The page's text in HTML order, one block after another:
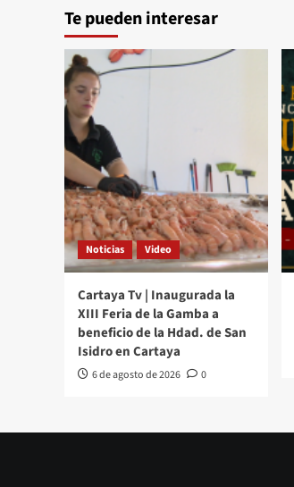
Te pueden interesar
Noticias Video
Cartaya Tv | Inaugurada la
XIII Feria de la Gamba a
beneficio de la Hdad. de San
Isidro en Cartaya
6 de agosto de 2026 0